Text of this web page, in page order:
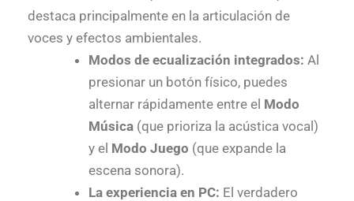
destaca principalmente en la articulación de
voces y efectos ambientales.
Modos de ecualización integrados: Al
presionar un botón físico, puedes
alternar rápidamente entre el Modo
Música(que prioriza la acústica vocal)
y el Modo Juego (que expande la
escena sonora).
La experiencia en PC: El verdadero